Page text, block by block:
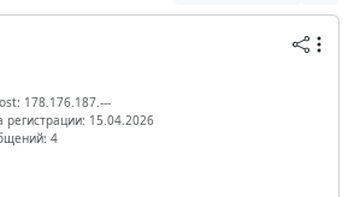
178.176.187.---
регистрации: 15.04.2026
4